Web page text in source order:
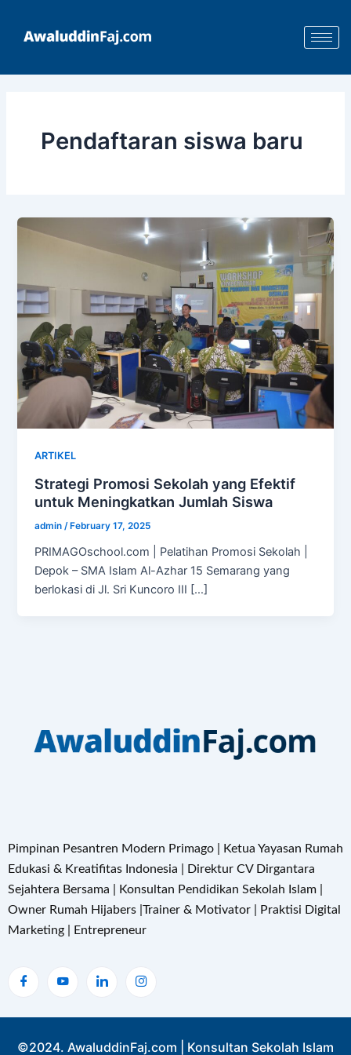
content
Pendaftaran siswa baru
ARTIKEL
Strategi Promosi Sekolah yang Efektif
untuk Meningkatkan Jumlah Siswa
admin/ February 17, 2025
PRIMAGOschool.com | Pelatihan Promosi Sekolah |
Depok – SMA Islam Al-Azhar 15 Semarang yang
berlokasi di Jl. Sri Kuncoro III […]
Pimpinan Pesantren Modern Primago | Ketua Yayasan Rumah
Edukasi & Kreatifitas Indonesia | Direktur CV Dirgantara
Sejahtera Bersama | Konsultan Pendidikan Sekolah Islam |
Owner Rumah Hijabers |Trainer & Motivator | Praktisi Digital
Marketing | Entrepreneur
©2024. AwaluddinFaj.com | Konsultan Sekolah Islam